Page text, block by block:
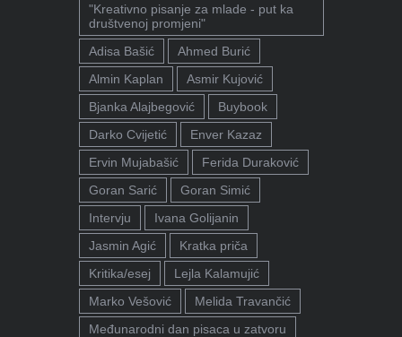
"Kreativno pisanje za mlade - put ka
društvenoj promjeni"
Adisa Bašić
Ahmed Burić
Almin Kaplan
Asmir Kujović
Bjanka Alajbegović
Buybook
Darko Cvijetić
Enver Kazaz
Ervin Mujabašić
Ferida Duraković
Goran Sarić
Goran Simić
Intervju
Ivana Golijanin
Jasmin Agić
Kratka priča
Kritika/esej
Lejla Kalamujić
Marko Vešović
Melida Travančić
Međunarodni dan pisaca u zatvoru